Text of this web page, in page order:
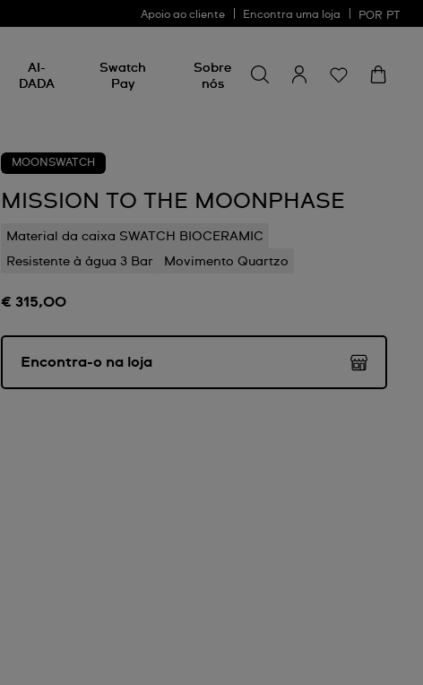
Apoio ao cliente Encontra uma loja POR PT
AI-
DADA
Swatch
Pay
Sobre
nós
por
algo
MOONSWATCH
MISSION TO THE MOONPHASE
Material da caixa SWATCH BIOCERAMIC
Resistente à água 3 Bar
Movimento Quartzo
€ 315,00
Encontra-o na loja